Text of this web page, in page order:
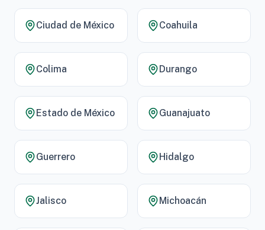
Ciudad de México Coahuila
Colima Durango
Estado de México Guanajuato
Guerrero Hidalgo
Jalisco Michoacán